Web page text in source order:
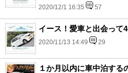
2020/12/1 16:35 57
イース！愛車と出会って4
2020/11/13 14:49 29
１か月以内に車中泊する